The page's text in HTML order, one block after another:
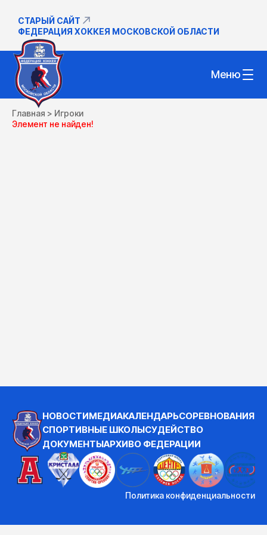
СТАРЫЙ САЙТ
ФЕДЕРАЦИЯ ХОККЕЯ МОСКОВСКОЙ ОБЛАСТИ
Меню
Главная > Игроки
Элемент не найден!
НОВОСТИМЕДИАКАЛЕНДАРЬСОРЕВНОВАНИЯ
СПОРТИВНЫЕ ШКОЛЫСУДЕЙСТВО
ДОКУМЕНТЫАРХИВО ФЕДЕРАЦИИ
Политика конфиденциальности